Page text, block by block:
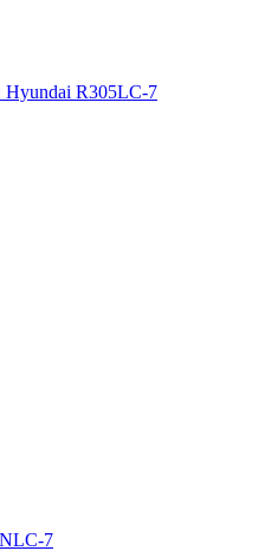
Hyundai R305LC-7
7